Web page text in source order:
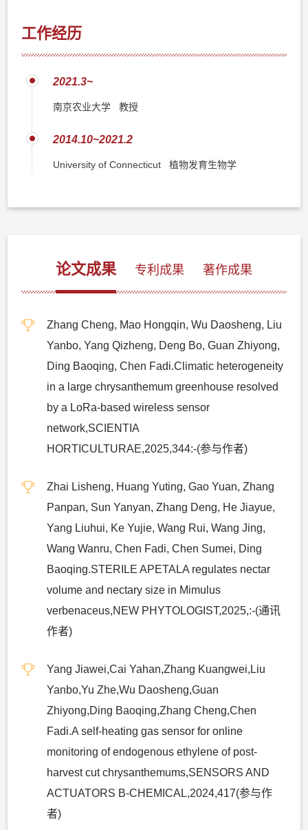
工作经历
2021.3~
南京农业大学 教授
2014.10~2021.2
University of Connecticut 植物发育生物学
论文成果 专利成果 著作成果
Zhang Cheng, Mao Hongqin, Wu Daosheng, Liu
Yanbo, Yang Qizheng, Deng Bo, Guan Zhiyong,
Ding Baoqing, Chen Fadi.Climatic heterogeneity
in a large chrysanthemum greenhouse resolved
by a LoRa-based wireless sensor
network,SCIENTIA
HORTICULTURAE,2025,344:-(参与作者)
Zhai Lisheng, Huang Yuting, Gao Yuan, Zhang
Panpan, Sun Yanyan, Zhang Deng, He Jiayue,
Yang Liuhui, Ke Yujie, Wang Rui, Wang Jing,
Wang Wanru, Chen Fadi, Chen Sumei, Ding
Baoqing.STERILE APETALA regulates nectar
volume and nectary size in Mimulus
verbenaceus,NEW PHYTOLOGIST,2025,:-(通讯
作者)
Yang Jiawei,Cai Yahan,Zhang Kuangwei,Liu
Yanbo,Yu Zhe,Wu Daosheng,Guan
Zhiyong,Ding Baoqing,Zhang Cheng,Chen
Fadi.A self-heating gas sensor for online
monitoring of endogenous ethylene of post-
harvest cut chrysanthemums,SENSORS AND
ACTUATORS B-CHEMICAL,2024,417(参与作
者)